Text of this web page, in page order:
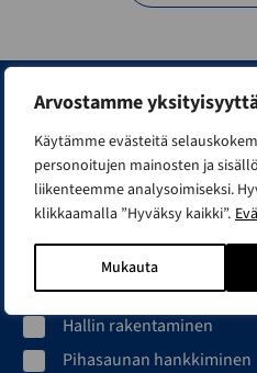
Arvostamme
Käytämme evästeitä
personoitujen mainosten ja
liikenteemme analysoimiseksi.
klikkaamalla ”Hyväksy kaikki”.
Mukauta
Liity Smartian
Ideat, inspiraatiot ja vinkit
rakentajapiiriin ja lähetämme
mukaista tietoa ja
Minua kiinnostaa erityisesti...
Toimitilan rakentaminen
Hallin rakentaminen
Pihasaunan hankkiminen